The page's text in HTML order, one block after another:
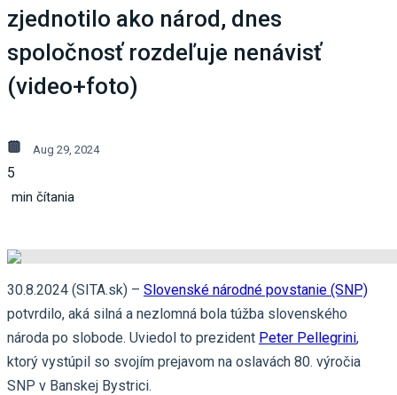
zjednotilo ako národ, dnes
spoločnosť rozdeľuje nenávisť
(video+foto)
Aug 29, 2024
5
min čítania
30.8.2024 (SITA.sk) – Slovenské národné povstanie (SNP)
potvrdilo, aká silná a nezlomná bola túžba slovenského
národa po slobode. Uviedol to prezident Peter Pellegrini,
ktorý vystúpil so svojím prejavom na oslavách 80. výročia
SNP v Banskej Bystrici.